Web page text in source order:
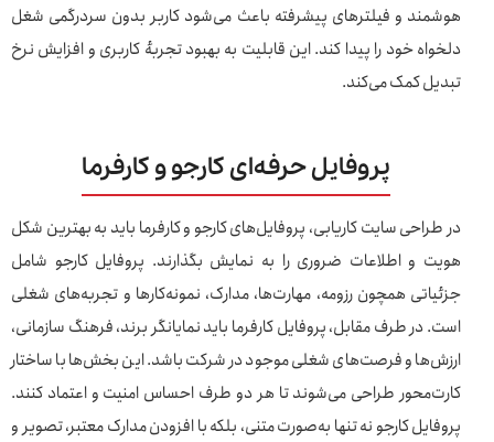
هوشمند و فیلترهای پیشرفته باعث می‌شود کاربر بدون سردرگمی شغل
دلخواه خود را پیدا کند. این قابلیت به بهبود تجربهٔ کاربری و افزایش نرخ
تبدیل کمک می‌کند.
پروفایل حرفه‌ای کارجو و کارفرما
در طراحی سایت کاریابی، پروفایل‌های کارجو و کارفرما باید به بهترین شکل
هویت و اطلاعات ضروری را به نمایش بگذارند. پروفایل کارجو شامل
جزئیاتی همچون رزومه، مهارت‌ها، مدارک، نمونه‌کارها و تجربه‌های شغلی
است. در طرف مقابل، پروفایل کارفرما باید نمایانگر برند، فرهنگ سازمانی،
ارزش‌ها و فرصت‌های شغلی موجود در شرکت باشد. این بخش‌ها با ساختار
کارت‌محور طراحی می‌شوند تا هر دو طرف احساس امنیت و اعتماد کنند.
پروفایل کارجو نه تنها به‌صورت متنی، بلکه با افزودن مدارک معتبر، تصویر و